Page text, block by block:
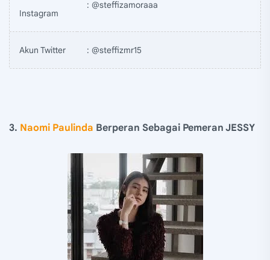
Instagram
: @steffizamoraaa
Akun Twitter : @steffizmr15
3. Naomi Paulinda Berperan Sebagai Pemeran JESSY